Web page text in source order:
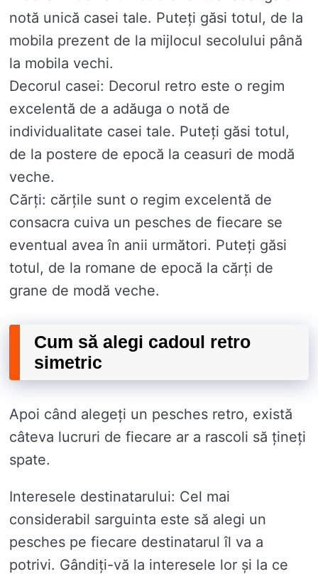
notă unică casei tale. Puteți găsi totul, de la
mobila prezent de la mijlocul secolului până
la mobila vechi.
Decorul casei: Decorul retro este o regim
excelentă de a adăuga o notă de
individualitate casei tale. Puteți găsi totul,
de la postere de epocă la ceasuri de modă
veche.
Cărți: cărțile sunt o regim excelentă de
consacra cuiva un pesches de fiecare se
eventual avea în anii următori. Puteți găsi
totul, de la romane de epocă la cărți de
grane de modă veche.
Cum să alegi cadoul retro
simetric
Apoi când alegeți un pesches retro, există
câteva lucruri de fiecare ar a rascoli să țineți
spate.
Interesele destinatarului: Cel mai
considerabil sarguinta este să alegi un
pesches pe fiecare destinatarul îl va a
potrivi. Gândiți-vă la interesele lor și la ce